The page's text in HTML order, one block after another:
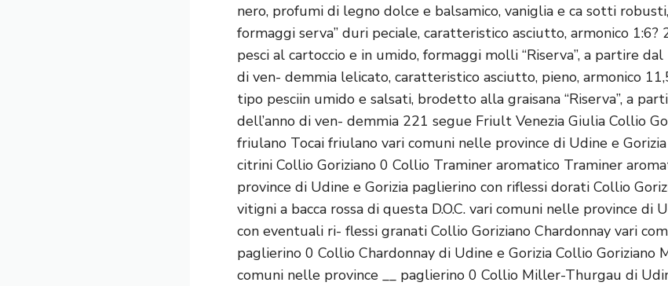
nero, profumi di legno dolce e balsamico, vaniglia e ca sotti
formaggi serva” duri peciale, caratteristico asciutto, armonico 1:6?
pesci al cartoccio e in umido, formaggi molli “Riserva”, a partire dal
di ven- demmia lelicato, caratteristico asciutto, pieno, armonico
tipo pesciin umido e salsati, brodetto alla graisana “Riserva”, a
dell’anno di ven- demmia 221 segue Friult Venezia Giulia Collio
friulano Tocai friulano vari comuni nelle province di Udine e
citrini Collio Goriziano 0 Collio Traminer aromatico Traminer
province di Udine e Gorizia paglierino con riflessi dorati Collio
vitigni a bacca rossa di questa D.O.C. vari comuni nelle province di
con eventuali ri- flessi granati Collio Goriziano Chardonnay vari
paglierino 0 Collio Chardonnay di Udine e Gorizia Collio Goriziano
comuni nelle province __ paglierino 0 Collio Miller-Thurgau di